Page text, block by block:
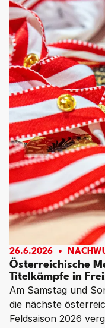
Österreichische
Titelkämpfe in
26.6.2026
Am Samstag und Sonntag, 27. und 28.
die nächste
Feldsaison 2026